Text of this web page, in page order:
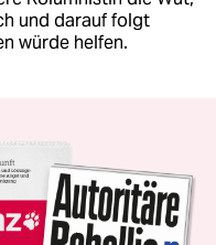
und darauf folgt
würde helfen.